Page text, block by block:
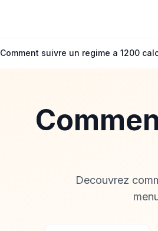
Comment suivre un regime a 1200
Decouvrez